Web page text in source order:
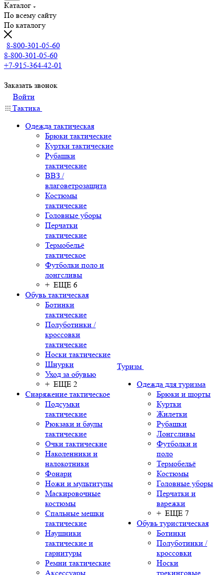
Каталог
По всему сайту
По каталогу
8-800-301-05-60
8-800-301-05-60
+7-915-364-42-01
Заказать звонок
Войти
Тактика
Одежда тактическая
Брюки тактические
Куртки тактические
Рубашки
тактические
ВВЗ /
влаговетрозащита
Костюмы
тактические
Головные уборы
Перчатки
тактические
Термобельё
тактическое
Футболки поло и
лонгсливы
+ ЕЩЕ 6
Обувь тактическая
Ботинки
тактические
Полуботинки /
кроссовки
тактические
Носки тактические
Шнурки
Уход за обувью
+ ЕЩЕ 2
Снаряжение тактическое
Подсумки
тактические
Рюкзаки и баулы
тактические
Очки тактические
Наколенники и
налокотники
Фонари
Ножи и мультитулы
Маскировочные
костюмы
Спальные мешки
тактические
Наушники
тактические и
гарнитуры
Ремни тактические
Аксессуары
Туризм
Одежда для туризма
Брюки и шорты
Куртки
Жилетки
Рубашки
Лонгсливы
Футболки и
поло
Термобельё
Костюмы
Головные уборы
Перчатки и
варежки
+ ЕЩЕ 7
Обувь туристическая
Ботинки
Полуботинки /
кроссовки
Носки
трекинговые